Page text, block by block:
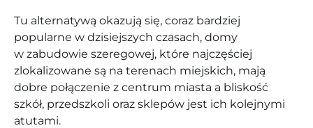
Tu alternatywą okazują się, coraz bardziej
popularne w dzisiejszych czasach, domy
w zabudowie szeregowej, które najczęściej
zlokalizowane są na terenach miejskich, mają
dobre połączenie z centrum miasta a bliskość
szkół, przedszkoli oraz sklepów jest ich kolejnymi
atutami.